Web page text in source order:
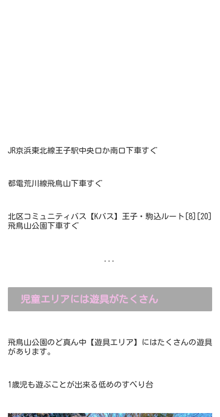
JR京浜東北線王子駅中央口か南口下車すぐ
都電荒川線飛鳥山下車すぐ
北区コミュニティバス【Kバス】王子・駒込ルート[8][20]
飛鳥山公園下車すぐ
児童エリアには遊具がたくさん
飛鳥山公園のど真ん中【遊具エリア】にはたくさんの遊具
があります。
1歳児も遊ぶことが出来る低めのすべり台